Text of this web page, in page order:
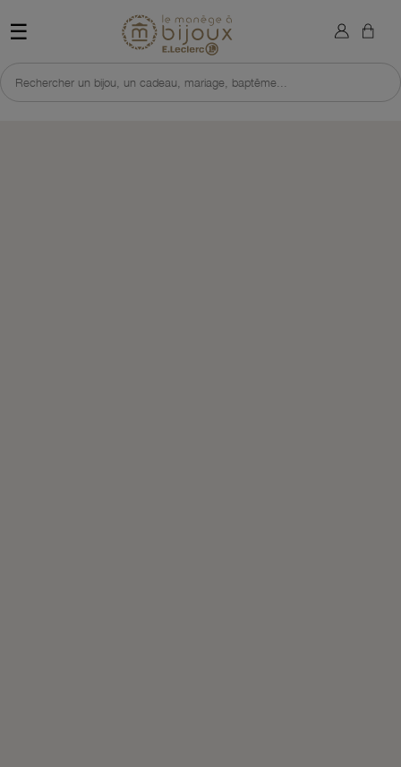
☰ Retour à l'accueil du site
Rechercher un bijou, un cadeau, mariage, baptême...
×